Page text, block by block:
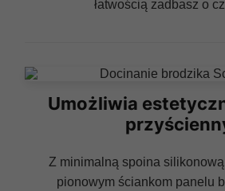
łatwością zadbasz o
Umożliwia
Z minimalną spoina
pionowym ściankom panelu